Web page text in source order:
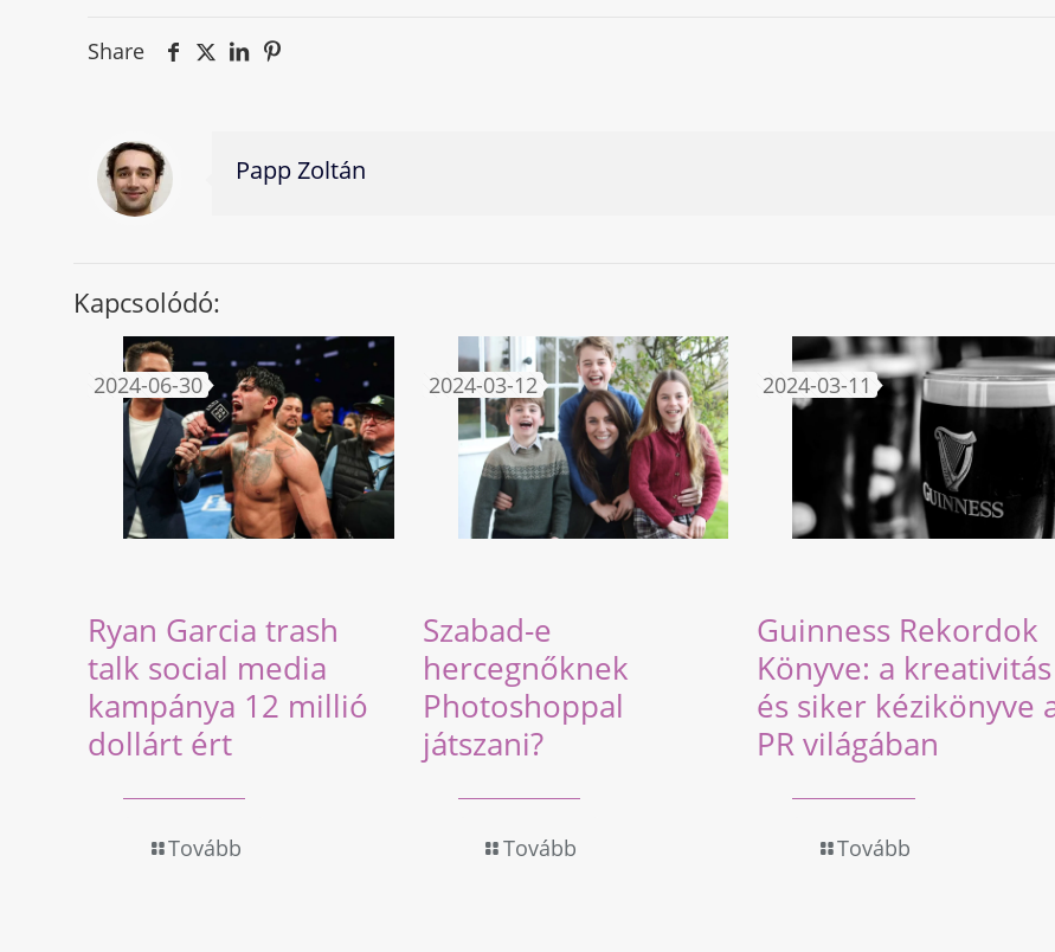
Share
Papp Zoltán
Kapcsolódó:
2024-06-30
Ryan Garcia trash
talk social media
kampánya 12 millió
dollárt ért
Tovább
2024-03-12
Szabad-e
hercegnőknek
Photoshoppal
játszani?
Tovább
2024-03-11
Guinness Rekordok
Könyve: a kreativitás
és siker kézikönyve
PR világában
Tovább